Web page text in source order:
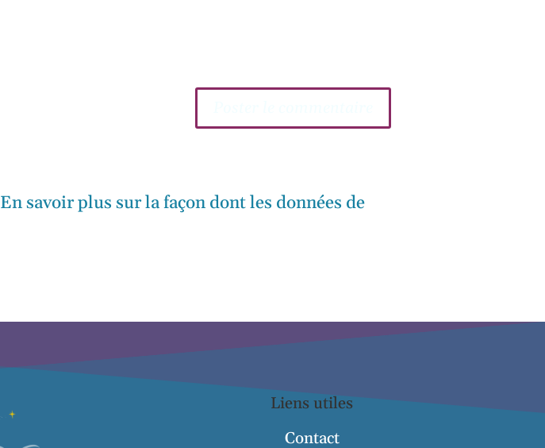
En savoir plus sur la façon dont les données de
Liens utiles
Contact